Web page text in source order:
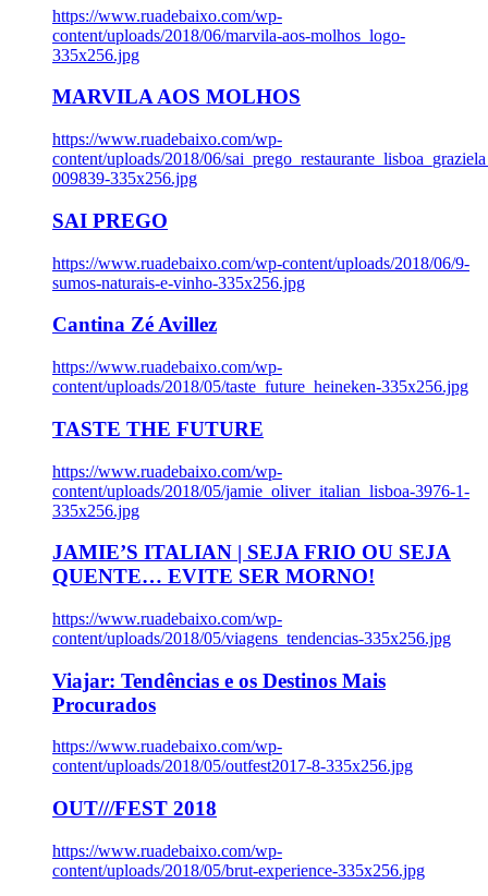
https://www.ruadebaixo.com/wp-
content/uploads/2018/06/marvila-aos-molhos_logo-
335x256.jpg
MARVILA AOS MOLHOS
https://www.ruadebaixo.com/wp-
content/uploads/2018/06/
009839-335x256.jpg
SAI PREGO
https://www.ruadebaixo.com/wp-content/uploads/2018/06/9-
sumos-naturais-e-vinho-335x256.jpg
Cantina Zé Avillez
https://www.ruadebaixo.com/wp-
content/uploads/2018/05/taste_future_heineken-335x256.jpg
TASTE THE FUTURE
https://www.ruadebaixo.com/wp-
content/uploads/2018/05/jamie_oliver_italian_lisboa-3976-1-
335x256.jpg
JAMIE’S ITALIAN | SEJA FRIO OU SEJA
QUENTE… EVITE SER MORNO!
https://www.ruadebaixo.com/wp-
content/uploads/2018/05/viagens_tendencias-335x256.jpg
Viajar: Tendências e os Destinos Mais
Procurados
https://www.ruadebaixo.com/wp-
content/uploads/2018/05/outfest2017-8-335x256.jpg
OUT///FEST 2018
https://www.ruadebaixo.com/wp-
content/uploads/2018/05/brut-experience-335x256.jpg